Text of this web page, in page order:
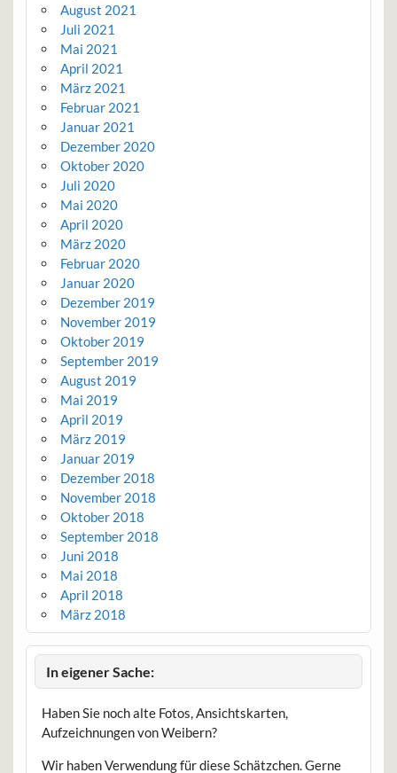
August 2021
Juli 2021
Mai 2021
April 2021
März 2021
Februar 2021
Januar 2021
Dezember 2020
Oktober 2020
Juli 2020
Mai 2020
April 2020
März 2020
Februar 2020
Januar 2020
Dezember 2019
November 2019
Oktober 2019
September 2019
August 2019
Mai 2019
April 2019
März 2019
Januar 2019
Dezember 2018
November 2018
Oktober 2018
September 2018
Juni 2018
Mai 2018
April 2018
März 2018
In eigener Sache:
Haben Sie noch alte Fotos, Ansichtskarten,
Aufzeichnungen von Weibern?
Wir haben Verwendung für diese Schätzchen. Gerne